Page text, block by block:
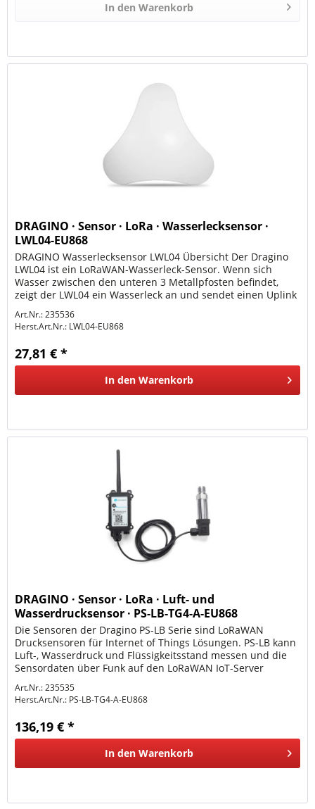
In den Warenkorb
DRAGINO · Sensor · LoRa · Wasserlecksensor ·
LWL04-EU868
DRAGINO Wasserlecksensor LWL04 Übersicht Der Dragino
LWL04 ist ein LoRaWAN-Wasserleck-Sensor. Wenn sich
Wasser zwischen den unteren 3 Metallpfosten befindet,
zeigt der LWL04 ein Wasserleck an und sendet einen Uplink
Art.Nr.: 235536
Herst.Art.Nr.: LWL04-EU868
27,81 € *
In den Warenkorb
DRAGINO · Sensor · LoRa · Luft- und
Wasserdrucksensor · PS-LB-TG4-A-EU868
Die Sensoren der Dragino PS-LB Serie sind LoRaWAN
Drucksensoren für Internet of Things Lösungen. PS-LB kann
Luft-, Wasserdruck und Flüssigkeitsstand messen und die
Sensordaten über Funk auf den LoRaWAN IoT-Server
Art.Nr.: 235535
Herst.Art.Nr.: PS-LB-TG4-A-EU868
136,19 € *
In den Warenkorb